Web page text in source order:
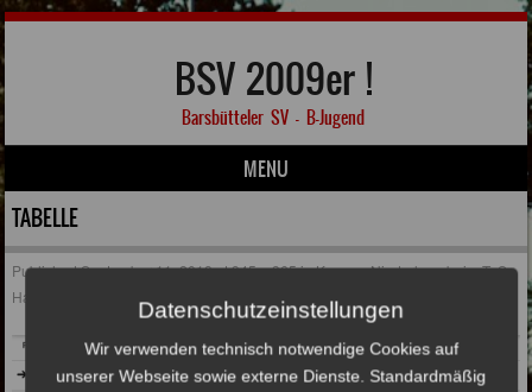
BSV 2009er !
Barsbütteler SV – B-Jugend
MENU
Skip to content
TABELLE
PublishedSeptember 11, 2018at945 × 365inKnappe Niederlage beim TuS
Hamburg
Datenschutzeinstellungen
Wir verwenden technisch notwendige Cookies auf
unserer Webseite sowie externe Dienste. Standardmäßig